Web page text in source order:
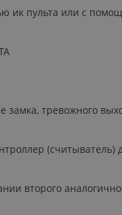
ик пульта или с
тревожного
второго